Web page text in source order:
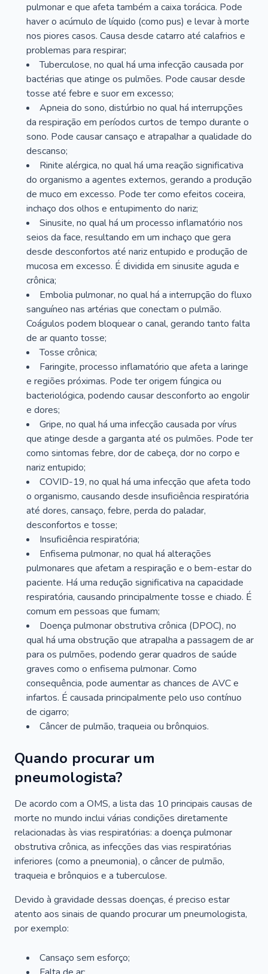
pulmonar e que afeta também a caixa torácica. Pode
haver o acúmulo de líquido (como pus) e levar à morte
nos piores casos. Causa desde catarro até calafrios e
problemas para respirar;
Tuberculose, no qual há uma infecção causada por
bactérias que atinge os pulmões. Pode causar desde
tosse até febre e suor em excesso;
Apneia do sono, distúrbio no qual há interrupções
da respiração em períodos curtos de tempo durante o
sono. Pode causar cansaço e atrapalhar a qualidade do
descanso;
Rinite alérgica, no qual há uma reação significativa
do organismo a agentes externos, gerando a produção
de muco em excesso. Pode ter como efeitos coceira,
inchaço dos olhos e entupimento do nariz;
Sinusite, no qual há um processo inflamatório nos
seios da face, resultando em um inchaço que gera
desde desconfortos até nariz entupido e produção de
mucosa em excesso. É dividida em sinusite aguda e
crônica;
Embolia pulmonar, no qual há a interrupção do fluxo
sanguíneo nas artérias que conectam o pulmão.
Coágulos podem bloquear o canal, gerando tanto falta
de ar quanto tosse;
Tosse crônica;
Faringite, processo inflamatório que afeta a laringe
e regiões próximas. Pode ter origem fúngica ou
bacteriológica, podendo causar desconforto ao engolir
e dores;
Gripe, no qual há uma infecção causada por vírus
que atinge desde a garganta até os pulmões. Pode ter
como sintomas febre, dor de cabeça, dor no corpo e
nariz entupido;
COVID-19, no qual há uma infecção que afeta todo
o organismo, causando desde insuficiência respiratória
até dores, cansaço, febre, perda do paladar,
desconfortos e tosse;
Insuficiência respiratória;
Enfisema pulmonar, no qual há alterações
pulmonares que afetam a respiração e o bem-estar do
paciente. Há uma redução significativa na capacidade
respiratória, causando principalmente tosse e chiado. É
comum em pessoas que fumam;
Doença pulmonar obstrutiva crônica (DPOC), no
qual há uma obstrução que atrapalha a passagem de ar
para os pulmões, podendo gerar quadros de saúde
graves como o enfisema pulmonar. Como
consequência, pode aumentar as chances de AVC e
infartos. É causada principalmente pelo uso contínuo
de cigarro;
Câncer de pulmão, traqueia ou brônquios.
Quando procurar um
pneumologista?
De acordo com a OMS, a lista das 10 principais causas de
morte no mundo inclui várias condições diretamente
relacionadas às vias respiratórias: a doença pulmonar
obstrutiva crônica, as infecções das vias respiratórias
inferiores (como a pneumonia), o câncer de pulmão,
traqueia e brônquios e a tuberculose.
Devido à gravidade dessas doenças, é preciso estar
atento aos sinais de quando procurar um pneumologista,
por exemplo:
Cansaço sem esforço;